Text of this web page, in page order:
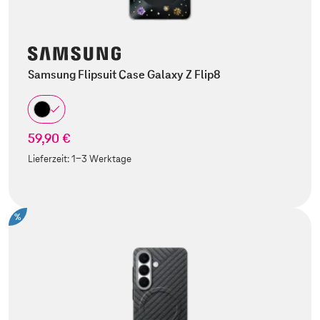
Samsung Flipsuit Case Galaxy Z Flip8
59,90 €
Lieferzeit:1-3 Werktage
%